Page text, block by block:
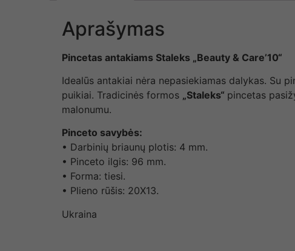
Aprašymas
Pincetas antakiams Staleks „Beauty & Care’10“
Idealūs antakiai nėra nepasiekiamas dalykas. Su
puikiai. Tradicinės formos „Staleks“ pincetas
malonumu.
Pinceto savybės:
• Darbinių briaunų plotis: 4 mm.
• Pinceto ilgis: 96 mm.
• Forma: tiesi.
• Plieno rūšis: 20X13.
Ukraina